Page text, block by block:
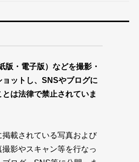
版・電子版）などを撮影・
ョットし、SNSやブログに
は法律で禁止されていま
掲載されている写真および
影やスキャン等を行なっ